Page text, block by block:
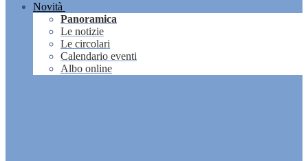
Novità
Panoramica
Le notizie
Le circolari
Calendario eventi
Albo online